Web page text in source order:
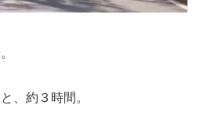
、約３時間。